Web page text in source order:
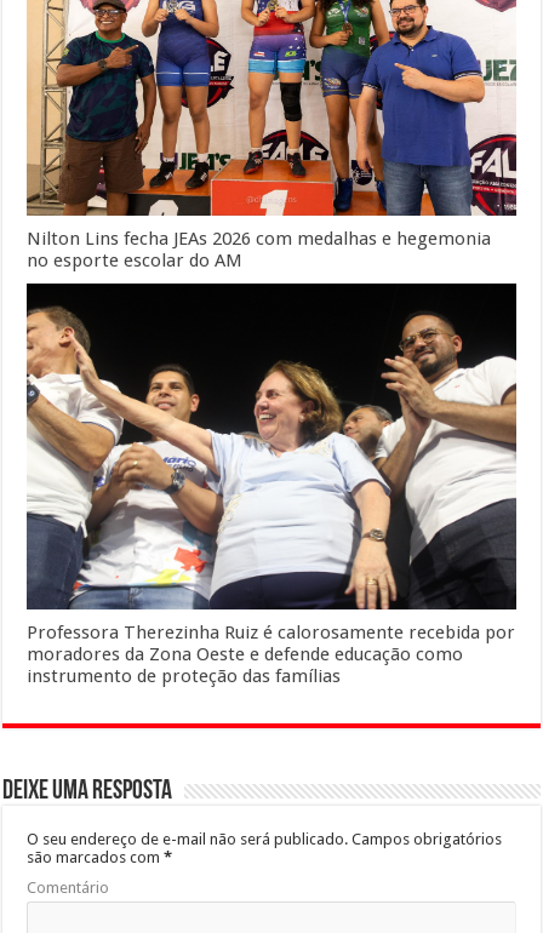
Nilton Lins fecha JEAs 2026 com medalhas e hegemonia
no esporte escolar do AM
Professora Therezinha Ruiz é calorosamente recebida por
moradores da Zona Oeste e defende educação como
instrumento de proteção das famílias
Deixe uma resposta
O seu endereço de e-mail não será publicado. Campos obrigatórios
são marcados com*
Comentário